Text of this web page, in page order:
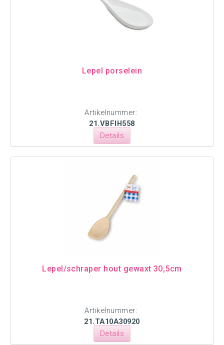
Lepel porselein
Artikelnummer:
21.VBFIH558
Details
Lepel/schraper hout gewaxt 30,5cm
Artikelnummer:
21.TA10A30920
Details